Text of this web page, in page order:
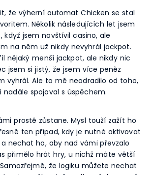
že výherní automat Chicken se stal
Několik následujících let jsem
když jsem navštívil casino, ale
na něm už nikdy nevyhrál jackpot.
nějaký menší jackpot, ale nikdy nic
jsem si jistý, že jsem více peněz
vyhrál. Ale to mě neodradilo od toho,
spojoval s úspěchem.
prostě zůstane. Mysl touží zažít ho
ten případ, kdy je nutné aktivovat
nechat ho, aby nad vámi převzalo
přimělo hrát hry, u nichž máte větší
že logiku můžete nechat